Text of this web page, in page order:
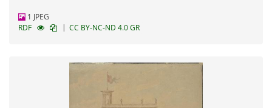
1 JPEG
RDF
| CC BY-NC-ND 4.0 GR